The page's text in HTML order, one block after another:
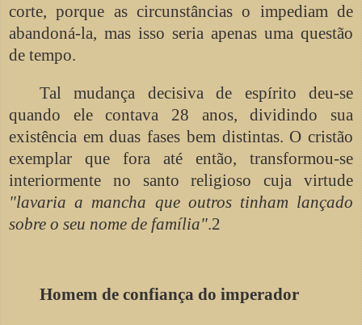
corte, porque as circunstâncias o impediam de
abandoná-la, mas isso seria apenas uma questão
de tempo.
Tal mudança decisiva de espírito deu-se
quando ele contava 28 anos, dividindo sua
existência em duas fases bem distintas. O cristão
exemplar que fora até então, transformou-se
interiormente no santo religioso cuja virtude
"lavaria a mancha que outros tinham lançado
sobre o seu nome de família".2
Homem de confiança do imperador